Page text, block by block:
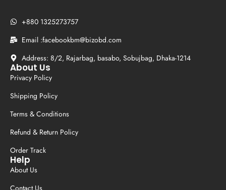
+880 1325273757
Email :facebookbm@bizobd.com
Address: 8/2, Rajarbag, basabo, Sobujbag, Dhaka-1214
About Us
Privacy Policy
Shipping Policy
Terms & Conditions
Refund & Return Policy
Order Track
Help
About Us